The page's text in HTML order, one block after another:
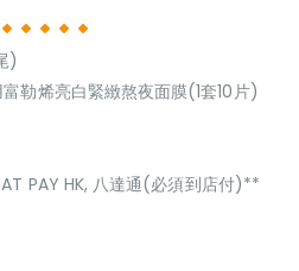
)
勒烯亮白緊緻熬夜面膜(1套10片)
PAY HK, 八達通(必須到店付)**